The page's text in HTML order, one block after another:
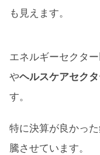
も見えます。
エネルギーセクタ
やヘルスケアセク
す。
特に決算が良かっ
騰させています。